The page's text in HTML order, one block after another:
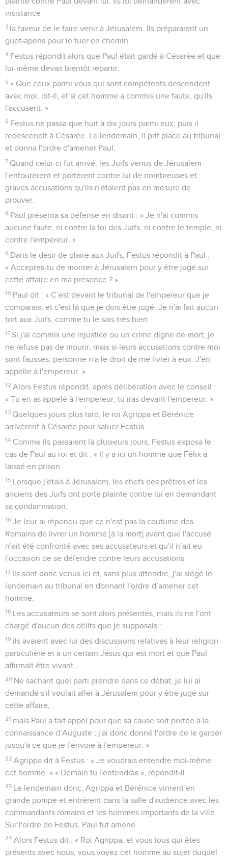
insistance
3 la faveur de le faire venir à Jérusalem. Ils préparaient un
guet-apens pour le tuer en chemin.
4 Festus répondit alors que Paul était gardé à Césarée et que
lui-même devait bientôt repartir.
5 « Que ceux parmi vous qui sont compétents descendent
avec moi, dit-il, et si cet homme a commis une faute, qu'ils
l'accusent. »
6 Festus ne passa que huit à dix jours parmi eux, puis il
redescendit à Césarée. Le lendemain, il prit place au tribunal
et donna l'ordre d'amener Paul.
7 Quand celui-ci fut arrivé, les Juifs venus de Jérusalem
l'entourèrent et portèrent contre lui de nombreuses et
graves accusations qu'ils n'étaient pas en mesure de
prouver.
8 Paul présenta sa défense en disant : « Je n'ai commis
aucune faute, ni contre la loi des Juifs, ni contre le temple, ni
contre l'empereur. »
9 Dans le désir de plaire aux Juifs, Festus répondit à Paul :
« Acceptes-tu de monter à Jérusalem pour y être jugé sur
cette affaire en ma présence ? »
10 Paul dit : « C’est devant le tribunal de l'empereur que je
comparais, et c'est là que je dois être jugé. Je n'ai fait aucun
tort aux Juifs, comme tu le sais très bien.
11 Si j'ai commis une injustice ou un crime digne de mort, je
ne refuse pas de mourir, mais si leurs accusations contre moi
sont fausses, personne n'a le droit de me livrer à eux. J'en
appelle à l'empereur. »
12 Alors Festus répondit, après délibération avec le conseil :
« Tu en as appelé à l'empereur, tu iras devant l'empereur. »
13 Quelques jours plus tard, le roi Agrippa et Bérénice
arrivèrent à Césarée pour saluer Festus.
14 Comme ils passaient là plusieurs jours, Festus exposa le
cas de Paul au roi et dit : « Il y a ici un homme que Félix a
laissé en prison.
15 Lorsque j'étais à Jérusalem, les chefs des prêtres et les
anciens des Juifs ont porté plainte contre lui en demandant
sa condamnation.
16 Je leur ai répondu que ce n'est pas la coutume des
Romains de livrer un homme [à la mort] avant que l'accusé
n’ait été confronté avec ses accusateurs et qu'il n’ait eu
l'occasion de se défendre contre leurs accusations.
17 Ils sont donc venus ici et, sans plus attendre, j'ai siégé le
lendemain au tribunal en donnant l'ordre d’amener cet
homme.
18 Les accusateurs se sont alors présentés, mais ils ne l'ont
chargé d'aucun des délits que je supposais :
19 ils avaient avec lui des discussions relatives à leur religion
particulière et à un certain Jésus qui est mort et que Paul
affirmait être vivant.
20 Ne sachant quel parti prendre dans ce débat, je lui ai
demandé s'il voulait aller à Jérusalem pour y être jugé sur
cette affaire,
21 mais Paul a fait appel pour que sa cause soit portée à la
connaissance d’Auguste ; j'ai donc donné l'ordre de le garder
jusqu'à ce que je l'envoie à l'empereur. »
22 Agrippa dit à Festus : « Je voudrais entendre moi-même
cet homme. » « Demain tu l'entendras », répondit-il.
23 Le lendemain donc, Agrippa et Bérénice vinrent en
grande pompe et entrèrent dans la salle d'audience avec les
commandants romains et les hommes importants de la ville.
Sur l'ordre de Festus, Paul fut amené.
24 Alors Festus dit : « Roi Agrippa, et vous tous qui êtes
présents avec nous, vous voyez cet homme au sujet duquel